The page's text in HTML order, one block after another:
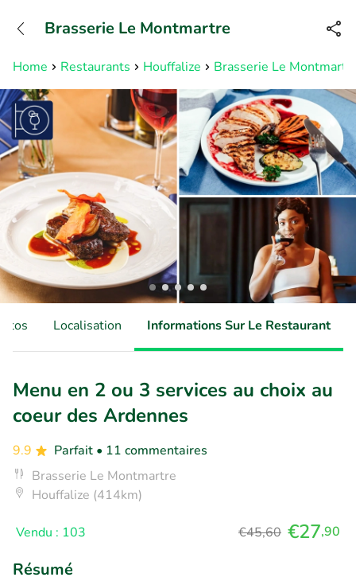
Disponible jusqu'à 23:00 heures
Home Restaurants Houffalize Brasserie Le
Brasserie Le Montmartre
Localisation Informations Sur Le Restaurant
Menu en 2 ou 3 services au choix au
coeur des Ardennes
9.9 Parfait • 11 commentaires
Brasserie Le Montmartre
Houffalize (414km)
Vendu : 103 €45,60 €27,90
Résumé